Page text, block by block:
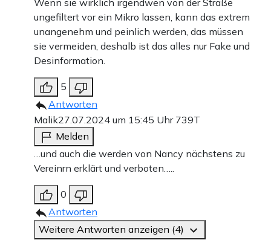
Wenn sie wirklich irgendwen von der Straße
ungefiltert vor ein Mikro lassen, kann das extrem
unangenehm und peinlich werden, das müssen
sie vermeiden, deshalb ist das alles nur Fake und
Desinformation.
5
Antworten
Malik27.07.2024 um 15:45 Uhr 739T
Melden
…und auch die werden von Nancy nächstens zu
Vereinrn erklärt und verboten…..
0
Antworten
Weitere Antworten anzeigen (4)